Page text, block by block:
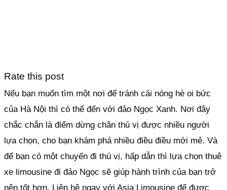
Rate this post
Nếu bạn muốn tìm một nơi để tránh cái nóng hè oi bức
của Hà Nội thì có thể đến với đảo Ngọc Xanh. Nơi đây
chắc chắn là điểm dừng chân thú vị được nhiều người
lựa chọn, cho bạn khám phá nhiều điều điều mới mẻ. Và
để bạn có một chuyến đi thú vị, hấp dẫn thì lựa chọn thuê
xe limousine đi đảo Ngọc sẽ giúp hành trình của bạn trở
nên tốt hơn. Liên hệ ngay với Asia Limousine để được